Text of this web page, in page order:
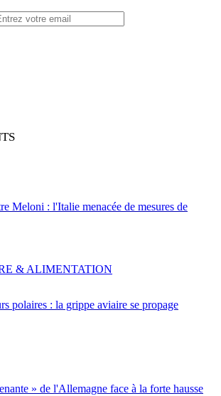
Meloni : l'Italie menacée de mesures de
polaires : la grippe aviaire se propage
& ALIMENTATION
» de l'Allemagne face à la forte hausse